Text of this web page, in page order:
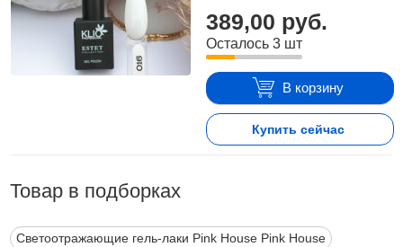
389,00 руб.
Осталось 3 шт
В корзину
Купить сейчас
Товар в подборках
Светоотражающие гель-лаки Pink House Pink House